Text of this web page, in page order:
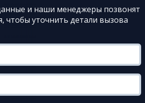
и наши менеджеры позвонят
чтобы уточнить детали вызова